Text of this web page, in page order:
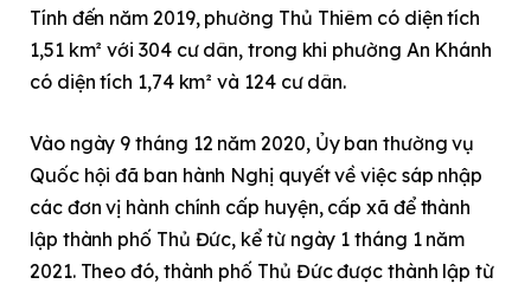
Tính đến năm 2019, phường Thủ Thiêm có diện tích
1,51 km² với 304 cư dân, trong khi phường An Khánh
có diện tích 1,74 km² và 124 cư dân.
Vào ngày 9 tháng 12 năm 2020, Ủy ban thường vụ
Quốc hội đã ban hành Nghị quyết về việc sáp nhập
các đơn vị hành chính cấp huyện, cấp xã để thành
lập thành phố Thủ Đức, kể từ ngày 1 tháng 1 năm
2021. Theo đó, thành phố Thủ Đức được thành lập từ